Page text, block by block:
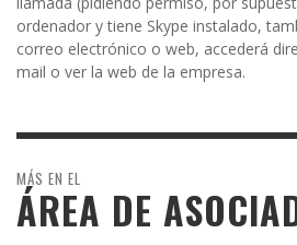
ordenador y tiene Skype instalado,
correo electrónico o web, accederá
mail o ver la web de la empresa.
MÁS EN EL
ÁREA DE